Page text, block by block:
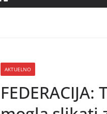
AKTUELNO